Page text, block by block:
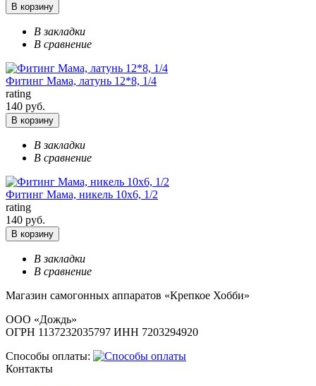
В корзину
В закладки
В сравнение
Фитинг Мама, латунь 12*8, 1/4
rating
140 руб.
В корзину
В закладки
В сравнение
Фитинг Мама, никель 10х6, 1/2
rating
140 руб.
В корзину
В закладки
В сравнение
Магазин самогонных аппаратов «Крепкое Хобби»
ООО «Дождь»
ОГРН 1137232035797 ИНН 7203294920
Способы оплаты:
Контакты